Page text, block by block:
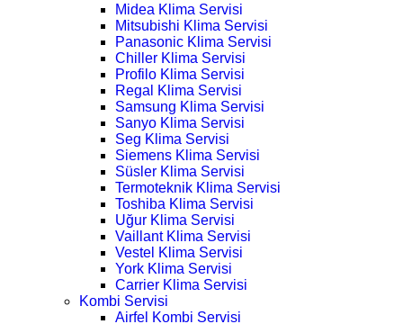
Midea Klima Servisi
Mitsubishi Klima Servisi
Panasonic Klima Servisi
Chiller Klima Servisi
Profilo Klima Servisi
Regal Klima Servisi
Samsung Klima Servisi
Sanyo Klima Servisi
Seg Klima Servisi
Siemens Klima Servisi
Süsler Klima Servisi
Termoteknik Klima Servisi
Toshiba Klima Servisi
Uğur Klima Servisi
Vaillant Klima Servisi
Vestel Klima Servisi
York Klima Servisi
Carrier Klima Servisi
Kombi Servisi
Airfel Kombi Servisi